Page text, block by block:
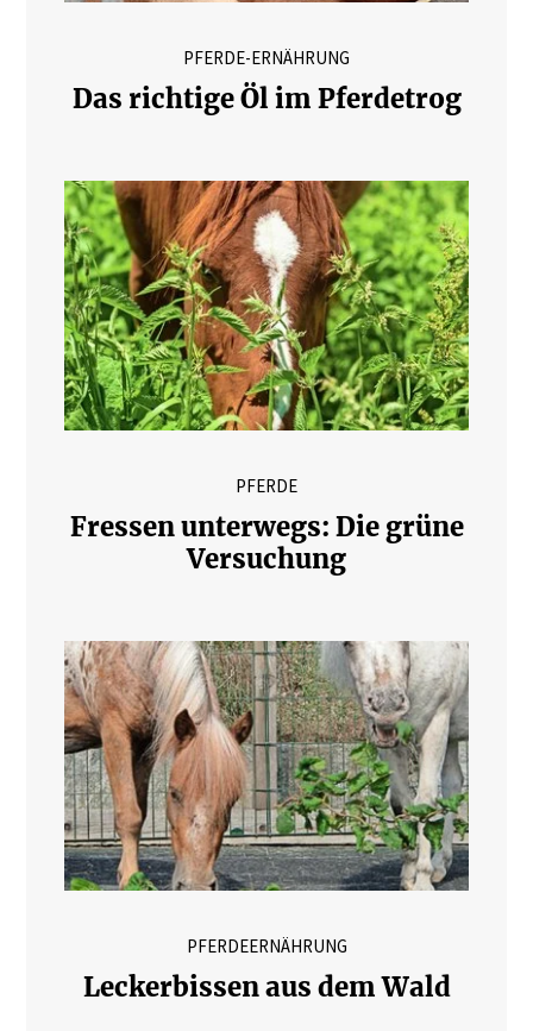
PFERDE-ERNÄHRUNG
Das richtige Öl im Pferdetrog
PFERDE
Fressen unterwegs: Die grüne
Versuchung
PFERDEERNÄHRUNG
Leckerbissen aus dem Wald